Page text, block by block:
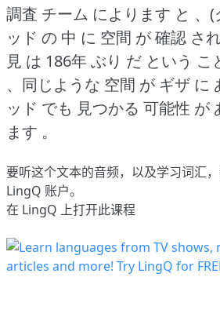
調査 チーム によります と 、(
ッド の 中 に 空間 が 確認 さ
見 は 186年 ぶり だ という こ
、同じような 空間 が ギザ に
ッド でも 見つかる 可能性 が
ます 。
要听这个文本的音频，以及学习词汇
LingQ 账户。
在 LingQ 上打开此课程